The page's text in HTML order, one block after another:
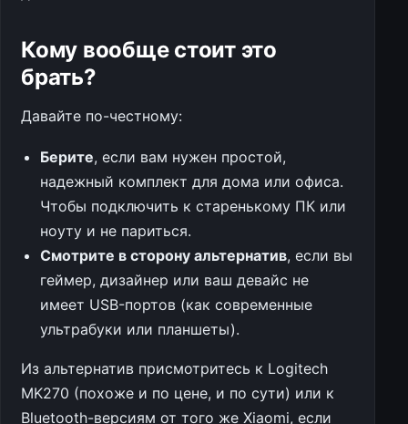
Кому вообще стоит это
брать?
Давайте по-честному:
Берите, если вам нужен простой,
надежный комплект для дома или офиса.
Чтобы подключить к старенькому ПК или
ноуту и не париться.
Смотрите в сторону альтернатив, если вы
геймер, дизайнер или ваш девайс не
имеет USB-портов (как современные
ультрабуки или планшеты).
Из альтернатив присмотритесь к Logitech
MK270 (похоже и по цене, и по сути) или к
Bluetooth-версиям от того же Xiaomi, если